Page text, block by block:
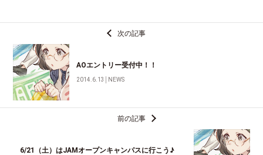
次の記事
AOエントリー受付中！！
2014.6.13 NEWS
前の記事
6/21（土）はJAMオープンキャンパスに行こう♪